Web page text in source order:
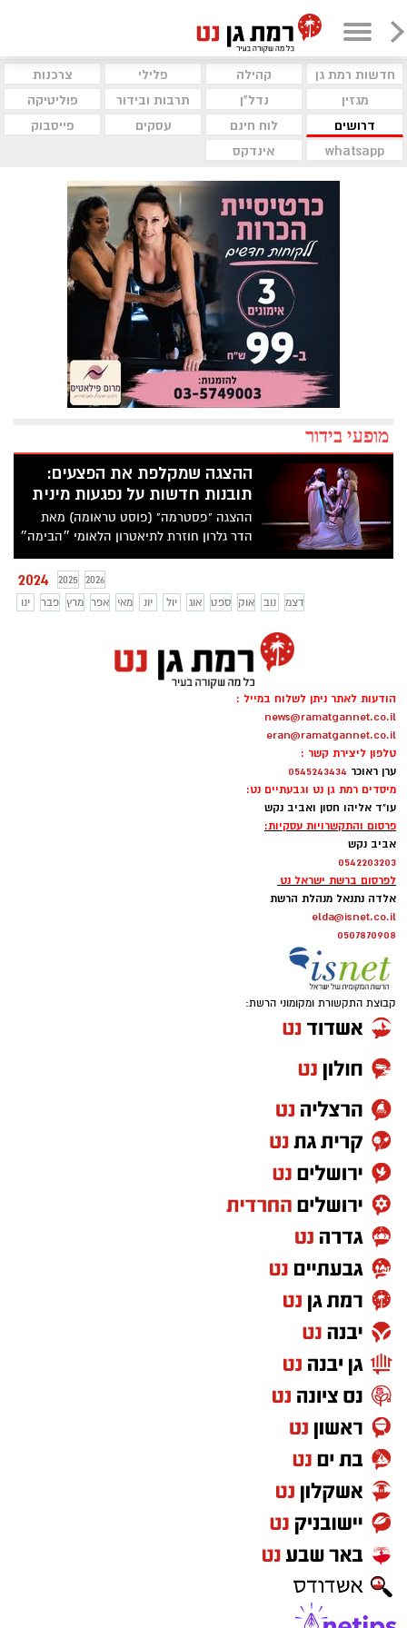
חדשות רמת גן קהילה פלילי
צרכנות
מגזין
נדל"ן תרבות ובידור
פוליטיקה
דרושים
לוח חינם עסקים
פייסבוק
whatsapp
אינדקס
מופעי בידור
ההצגה שמקלפת את הפצעים:
תובנות חדשות על נפגעות מינית
ההצגה "פסטרמה" (פוסט טראומה) מאת
הדר גלרון חוזרת לתיאטרון הלאומי ״הבימה״
2024 2025
2026
ינו
פבר מרץ אפר מאי יונ יול אוג ספט אוק נוב דצמ
הודעות לאתר ניתן לשלוח במייל :
news@ramatgannet.co.il
eran@ramatgannet.co.il
טלפון ליצירת קשר :
ערן ראוכר 0545243434
מיסדים רמת גן נט וגבעתיים נט:
עו"ד אליהו חסון ואביב נקש
פרסום והתקשרויות עסקיות:
אביב נקש
0542203203
לפרסום ברשת ישראל נט
אלדה נתנאל מנהלת הרשת
elda@isnet.co.il
0507870908
קבוצת התקשורת ומקומוני הרשת: